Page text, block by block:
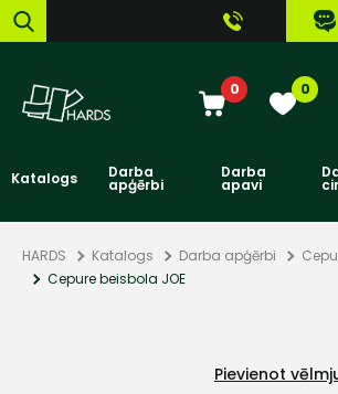
0 0
Katalogs Darba
apģērbi
Darba
apavi
HARDS Katalogs Darba apģērbi
Cepure beisbola JOE
Pievienot